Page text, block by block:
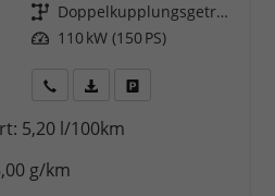
Getriebe
Doppelkupplungsgetriebe (DSG)
Leistung 110 kW (150 PS)
anfordern
Datei,
5,20 l/100km
g/km